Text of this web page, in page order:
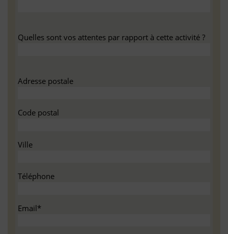
Quelles sont vos attentes par rapport à cette activité ?
Adresse postale
Code postal
Ville
Téléphone
Email*